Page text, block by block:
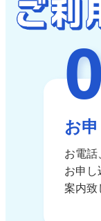
お
お電話
お申し
案内致